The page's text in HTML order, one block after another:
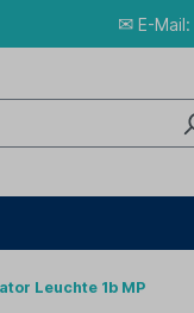
✉E-Mail:
Leuchte 1b MP